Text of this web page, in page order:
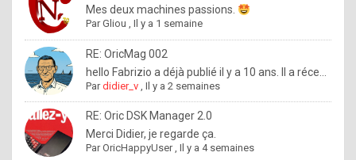
b
y
o
l
e
x
Mes deux machines passions.
ParGliou ,Il y a 1 semaine
RE: OricMag 002
hello Fabrizio a déjà publié il y a 10 ans. Il a réce...
Pardidier_v ,Il y a 2 semaines
RE: Oric DSK Manager 2.0
Merci Didier, je regarde ça.
ParOricHappyUser,Il y a 4 semaines